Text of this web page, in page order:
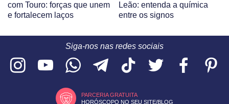
com Touro: forças que unem
e fortalecem laços
Leão: entenda a química
entre os signos
Siga-nos nas redes sociais
PARCERIA GRATUITA
HORÓSCOPO NO SEU SITE/BLOG